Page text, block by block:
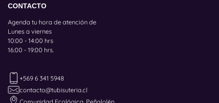
CONTACTO
Agenda tu hora de atención de
Lunes a viernes
10:00 - 14:00 hrs
16:00 - 19:00 hrs.
+569 6 341 5948
contacto@tubisuteria.cl
Comunidad Ecológica, Peñalolén